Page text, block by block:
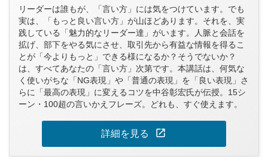
リーダーは誰もが、「言い方」には気をつけています。でも
実は、「もっと良い言い方」が山ほどあります。それを、実
践している「魅力的なリーダー達」がいます。人脈と会話を
拡げ、部下をやる気にさせ、取引先から有益な情報を得るこ
とが「今よりもっと」できる様になるか？そうでないか？
は、すべてあなたの「言い方」次第です。本講話は、何気な
く使いがちな「NG表現」や「普通の表現」を「良い表現」さ
らに「最高の表現」に変えるコツを中谷彰宏氏が伝授。15シ
ーン・100超の言いかえフレーズ。どれも、すぐ使えます。
詳細を見る open_in_new